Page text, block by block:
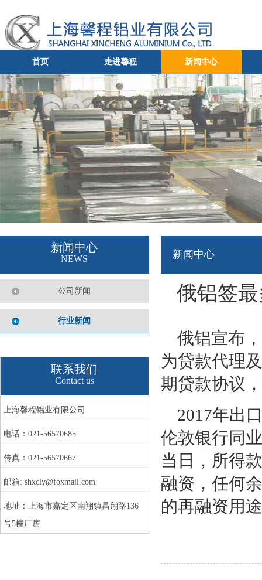
首页 走进馨程 新闻中心
新闻中心
NEWS
公司新闻
行业新闻
联系我们
Contact us
上海馨程铝业有限公司
电话：021-56570685
传真：021-56570667
邮箱: shxcly@foxmail.com
地址：上海市嘉定区南翔镇昌翔路136
号5幢厂房
新闻中心
俄铝签
俄铝宣布
为贷款代理
期贷款协议
2017年出
伦敦银行同
当日，所得
融资，任何
的再融资用